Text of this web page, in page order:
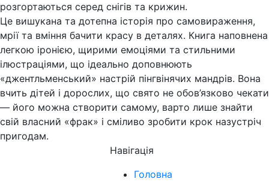
розгортаються серед снігів та крижин.
Це вишукана та дотепна історія про самовираження,
мрії та вміння бачити красу в деталях. Книга наповнена
легкою іронією, щирими емоціями та стильними
ілюстраціями, що ідеально доповнюють
«джентльменський» настрій пінгвінячих мандрів. Вона
вчить дітей і дорослих, що свято не обов’язково чекати
— його можна створити самому, варто лише знайти
свій власний «фрак» і сміливо зробити крок назустріч
пригодам.
Навігація
Головна